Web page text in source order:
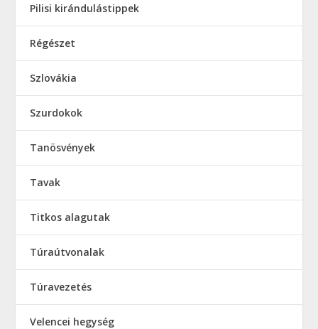
Pilisi kirándulástippek
Régészet
Szlovákia
Szurdokok
Tanösvények
Tavak
Titkos alagutak
Túraútvonalak
Túravezetés
Velencei hegység